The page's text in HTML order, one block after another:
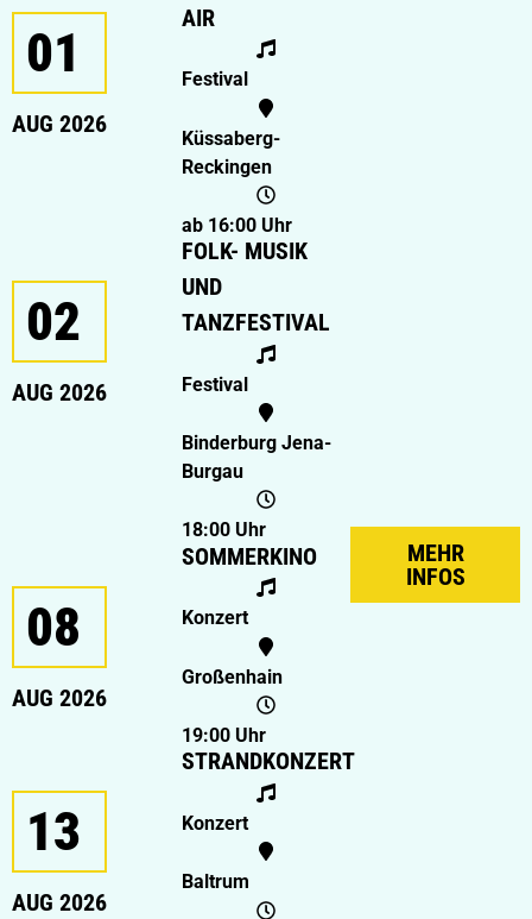
01
AUG 2026
AIR
Festival
Küssaberg-
Reckingen
ab 16:00 Uhr
02
AUG 2026
FOLK- MUSIK
UND
TANZFESTIVAL
Festival
Binderburg Jena-
Burgau
18:00 Uhr
08
AUG 2026
SOMMERKINO
Konzert
Großenhain
19:00 Uhr
MEHR
INFOS
13
AUG 2026
STRANDKONZERT
Konzert
Baltrum